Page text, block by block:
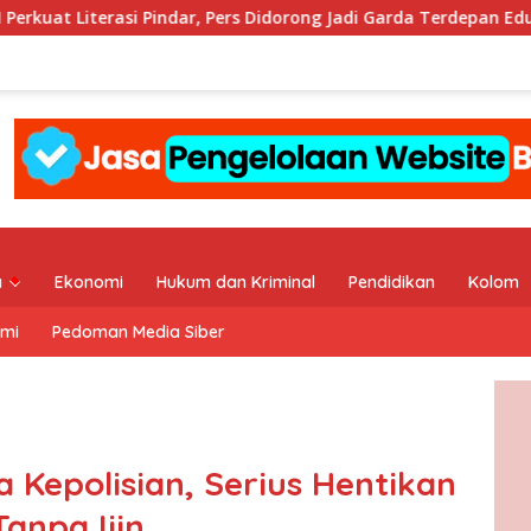
Pindar, Pers Didorong Jadi Garda Terdepan Edukasi Publik
Ekonomi Hukum dan Kriminal Pendidikan Kolom
Pedoman Media Siber
Kepolisian, Serius Hentikan